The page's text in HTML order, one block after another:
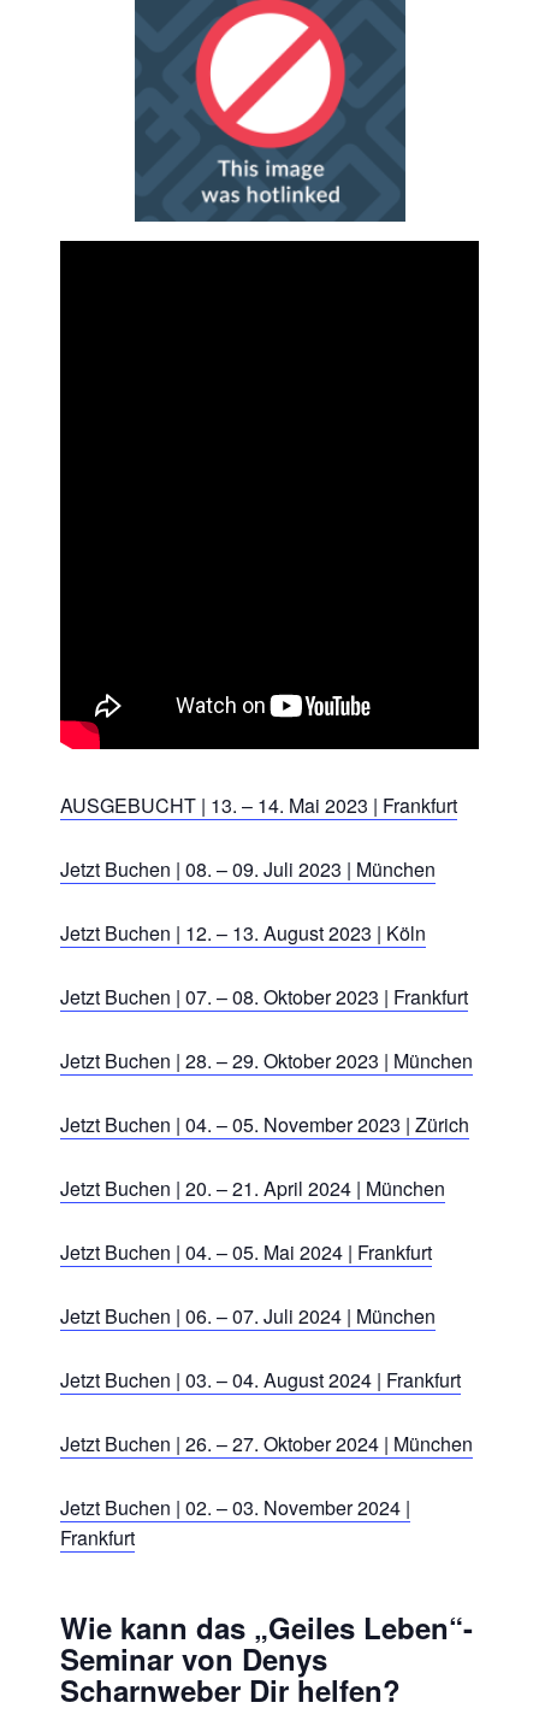
AUSGEBUCHT | 13. – 14. Mai 2023 | Frankfurt
Jetzt Buchen | 08. – 09. Juli 2023 | München
Jetzt Buchen | 12. – 13. August 2023 | Köln
Jetzt Buchen | 07. – 08. Oktober 2023 | Frankfurt
Jetzt Buchen | 28. – 29. Oktober 2023 | München
Jetzt Buchen | 04. – 05. November 2023 | Zürich
Jetzt Buchen | 20. – 21. April 2024 | München
Jetzt Buchen | 04. – 05. Mai 2024 | Frankfurt
Jetzt Buchen | 06. – 07. Juli 2024 | München
Jetzt Buchen | 03. – 04. August 2024 | Frankfurt
Jetzt Buchen | 26. – 27. Oktober 2024 | München
Jetzt Buchen | 02. – 03. November 2024 |
Frankfurt
Wie kann das „Geiles Leben“-
Seminar von Denys
Scharnweber Dir helfen?